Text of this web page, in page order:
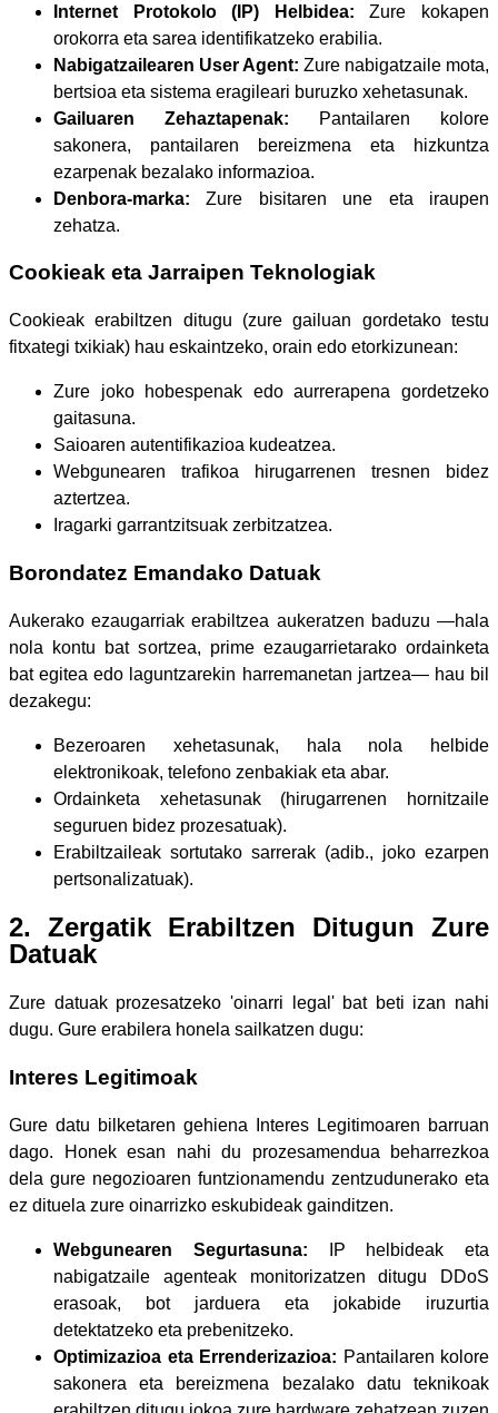
Internet Protokolo (IP) Helbidea: Zure kokapen
orokorra eta sarea identifikatzeko erabilia.
Nabigatzailearen User Agent: Zure nabigatzaile mota,
bertsioa eta sistema eragileari buruzko xehetasunak.
Gailuaren Zehaztapenak: Pantailaren kolore
sakonera, pantailaren bereizmena eta hizkuntza
ezarpenak bezalako informazioa.
Denbora-marka: Zure bisitaren une eta iraupen
zehatza.
Cookieak eta Jarraipen Teknologiak
Cookieak erabiltzen ditugu (zure gailuan gordetako testu
fitxategi txikiak) hau eskaintzeko, orain edo etorkizunean:
Zure joko hobespenak edo aurrerapena gordetzeko
gaitasuna.
Saioaren autentifikazioa kudeatzea.
Webgunearen trafikoa hirugarrenen tresnen bidez
aztertzea.
Iragarki garrantzitsuak zerbitzatzea.
Borondatez Emandako Datuak
Aukerako ezaugarriak erabiltzea aukeratzen baduzu —hala
nola kontu bat sortzea, prime ezaugarrietarako ordainketa
bat egitea edo laguntzarekin harremanetan jartzea— hau bil
dezakegu:
Bezeroaren xehetasunak, hala nola helbide
elektronikoak, telefono zenbakiak eta abar.
Ordainketa xehetasunak (hirugarrenen hornitzaile
seguruen bidez prozesatuak).
Erabiltzaileak sortutako sarrerak (adib., joko ezarpen
pertsonalizatuak).
2. Zergatik Erabiltzen Ditugun Zure
Datuak
Zure datuak prozesatzeko 'oinarri legal' bat beti izan nahi
dugu. Gure erabilera honela sailkatzen dugu:
Interes Legitimoak
Gure datu bilketaren gehiena Interes Legitimoaren barruan
dago. Honek esan nahi du prozesamendua beharrezkoa
dela gure negozioaren funtzionamendu zentzudunerako eta
ez dituela zure oinarrizko eskubideak gainditzen.
Webgunearen Segurtasuna: IP helbideak eta
nabigatzaile agenteak monitorizatzen ditugu DDoS
erasoak, bot jarduera eta jokabide iruzurtia
detektatzeko eta prebenitzeko.
Optimizazioa eta Errenderizazioa: Pantailaren kolore
sakonera eta bereizmena bezalako datu teknikoak